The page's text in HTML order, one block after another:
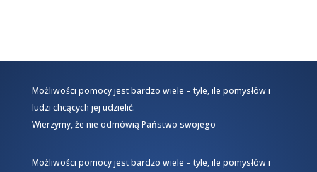
Możliwości pomocy jest bardzo wiele – tyle, ile pomysłów i
ludzi chcących jej udzielić.
Wierzymy, że nie odmówią Państwo swojego
Możliwości pomocy jest bardzo wiele – tyle, ile pomysłów i